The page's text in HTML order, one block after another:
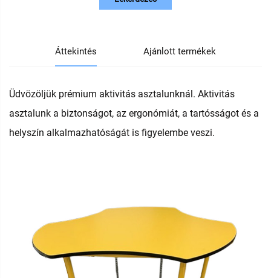
Áttekintés Ajánlott termékek
Üdvözöljük prémium aktivitás asztalunknál. Aktivitás
asztalunk a biztonságot, az ergonómiát, a tartósságot és a
helyszín alkalmazhatóságát is figyelembe veszi.